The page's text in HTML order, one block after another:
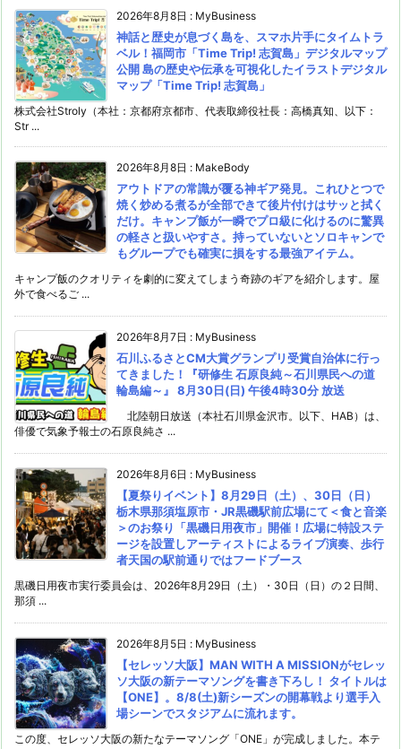
2026年8月8日 : MyBusiness
神話と歴史が息づく島を、スマホ片手にタイムトラ
ベル！福岡市「Time Trip! 志賀島」デジタルマップ
公開 島の歴史や伝承を可視化したイラストデジタル
マップ「Time Trip! 志賀島」
株式会社Stroly（本社：京都府京都市、代表取締役社長：高橋真知、以下：
Str ...
2026年8月8日 : MakeBody
アウトドアの常識が覆る神ギア発見。これひとつで
焼く炒める煮るが全部できて後片付けはサッと拭く
だけ。キャンプ飯が一瞬でプロ級に化けるのに驚異
の軽さと扱いやすさ。持っていないとソロキャンで
もグループでも確実に損をする最強アイテム。
キャンプ飯のクオリティを劇的に変えてしまう奇跡のギアを紹介します。屋
外で食べるご ...
2026年8月7日 : MyBusiness
石川ふるさとCM大賞グランプリ受賞自治体に行っ
てきました！『研修生 石原良純～石川県民への道
輪島編～』 8月30日(日) 午後4時30分 放送
北陸朝日放送（本社石川県金沢市。以下、HAB）は、
俳優で気象予報士の石原良純さ ...
2026年8月6日 : MyBusiness
【夏祭りイベント】8月29日（土）、30日（日）
栃木県那須塩原市・JR黒磯駅前広場にて＜食と音楽
＞のお祭り「黒磯日用夜市」開催！広場に特設ステ
ージを設置しアーティストによるライブ演奏、歩行
者天国の駅前通りではフードブース
黒磯日用夜市実行委員会は、2026年8月29日（土）・30日（日）の２日間、
那須 ...
2026年8月5日 : MyBusiness
【セレッソ大阪】MAN WITH A MISSIONがセレッ
ソ大阪の新テーマソングを書き下ろし！ タイトルは
【ONE】。8/8(土)新シーズンの開幕戦より選手入
場シーンでスタジアムに流れます。
この度、セレッソ大阪の新たなテーマソング「ONE」が完成しました。本テ